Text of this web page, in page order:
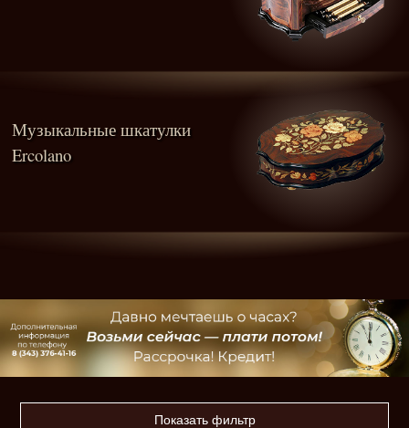
Музыкальные шкатулки
Ercolano
Показать фильтр